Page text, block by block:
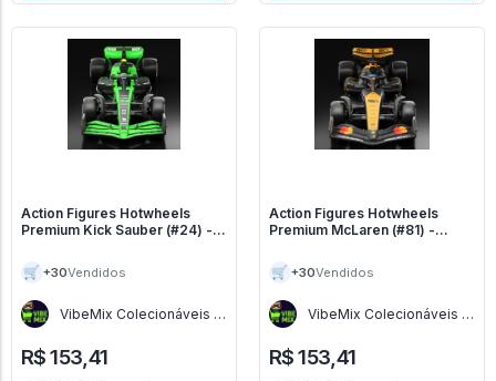
Action Figures Hotwheels
Premium Kick Sauber (#24) -
2024
🛒 +30Vendidos
VibeMix Colecionáveis -
R$ 153,41
Action Figures Hotwheels
Premium McLaren (#81) -
🛒 +30Vendidos
VibeMix Colecionáveis -
R$ 153,41